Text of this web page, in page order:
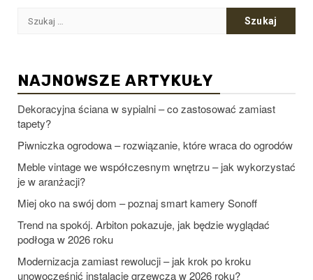
Szukaj:
NAJNOWSZE ARTYKUŁY
Dekoracyjna ściana w sypialni – co zastosować zamiast
tapety?
Piwniczka ogrodowa – rozwiązanie, które wraca do ogrodów
Meble vintage we współczesnym wnętrzu – jak wykorzystać
je w aranżacji?
Miej oko na swój dom – poznaj smart kamery Sonoff
Trend na spokój. Arbiton pokazuje, jak będzie wyglądać
podłoga w 2026 roku
Modernizacja zamiast rewolucji – jak krok po kroku
unowocześnić instalację grzewczą w 2026 roku?